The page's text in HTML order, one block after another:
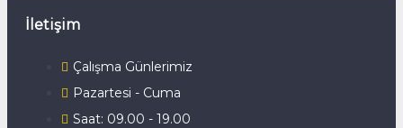
İletişim
Çalışma Günlerimiz
Pazartesi - Cuma
Saat: 09.00 - 19.00